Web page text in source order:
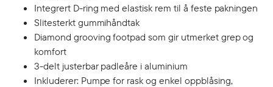
Integrert D-ring med elastisk rem til å feste pakningen
Slitesterkt gummihåndtak
Diamond grooving footpad som gir utmerket grep og
komfort
3-delt justerbar padleåre i aluminium
Inkluderer: Pumpe for rask og enkel oppblåsing,